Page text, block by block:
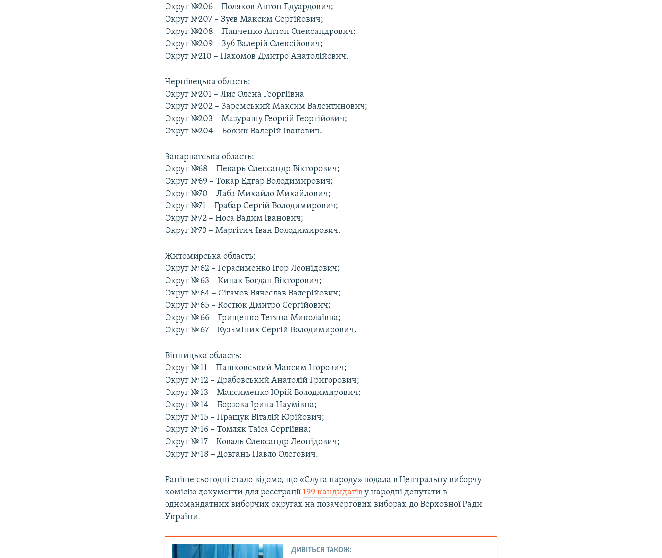
Округ №206 – Поляков Антон Едуардович;
Округ №207 – Зуєв Максим Сергійович;
Округ №208 – Панченко Антон Олександрович;
Округ №209 – Зуб Валерій Олексійович;
Округ №210 – Пахомов Дмитро Анатолійович.
Чернівецька область:
Округ №201 – Лис Олена Георгіївна
Округ №202 – Заремський Максим Валентинович;
Округ №203 – Мазурашу Георгій Георгійович;
Округ №204 – Божик Валерій Іванович.
Закарпатська область:
Округ №68 – Пекарь Олександр Вікторович;
Округ №69 – Токар Едгар Володимирович;
Округ №70 – Лаба Михайло Михайлович;
Округ №71 – Грабар Сергій Володимирович;
Округ №72 – Носа Вадим Іванович;
Округ №73 – Маргітич Іван Володимирович.
Житомирська область:
Округ № 62 – Герасименко Ігор Леонідович;
Округ № 63 – Кицак Богдан Вікторович;
Округ № 64 – Сігачов Вячеслав Валерійович;
Округ № 65 – Костюк Дмитро Сергійович;
Округ № 66 – Грищенко Тетяна Миколаївна;
Округ № 67 – Кузьміних Сергій Володимирович.
Вінницька область:
Округ № 11 – Пашковський Максим Ігорович;
Округ № 12 – Драбовський Анатолій Григорович;
Округ № 13 – Максименко Юрій Володимирович;
Округ № 14 – Борзова Ірина Наумівна;
Округ № 15 – Пращук Віталій Юрійович;
Округ № 16 – Томляк Таїса Сергіївна;
Округ № 17 – Коваль Олександр Леонідович;
Округ № 18 – Довгань Павло Олегович.
Раніше сьогодні стало відомо, що «Слуга народу» подала в Центральну виборчу
комісію документи для реєстрації 199 кандидатів у народні депутати в
одномандатних виборчих округах на позачергових виборах до Верховної Ради
України.
ДИВІТЬСЯ ТАКОЖ: